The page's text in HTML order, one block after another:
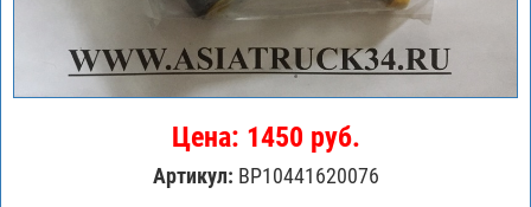
Цена: 1450 руб.
Артикул: BP10441620076